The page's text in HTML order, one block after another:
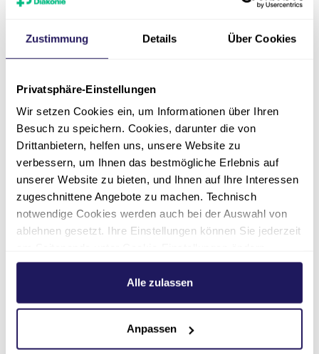
Zustimmung Details Über Cookies
Privatsphäre-Einstellungen
Wir setzen Cookies ein, um Informationen über Ihren
Besuch zu speichern. Cookies, darunter die von
Drittanbietern, helfen uns, unsere Website zu
verbessern, um Ihnen das bestmögliche Erlebnis auf
unserer Website zu bieten, und Ihnen auf Ihre Interessen
zugeschnittene Angebote zu machen. Technisch
notwendige Cookies werden auch bei der Auswahl von
ablehnen gesetzt. Ihre Einstellungen können Sie jederzeit
Weitere Informationen hierzu finden Sie in unserer
.Alle zulassen
Anpassen
benötigen Sie folgende Unterlagen:
eines Pflegegrads
ärztliches Gutachten
ggf. (Vorsorge-)Vollmacht oder
Betreuerausweis
Für Sie zum
Download
281 KB